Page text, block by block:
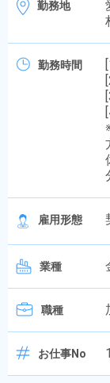
勤務地
勤務時間
雇用形態
業種
職種
お仕事No